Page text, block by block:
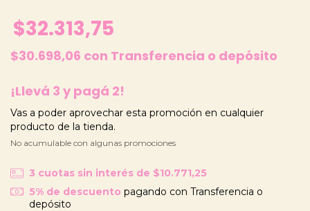
$32.313,75
$30.698,06 con Transferencia o depósito
¡Llevá 3 y pagá 2!
Vas a poder aprovechar esta promoción en cualquier
producto de la tienda.
No acumulable con algunas promociones
3 cuotas sin interés de $10.771,25
5% de descuento pagando con Transferencia o
depósito